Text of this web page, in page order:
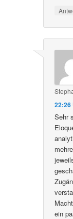
22:26
Sehr
ein